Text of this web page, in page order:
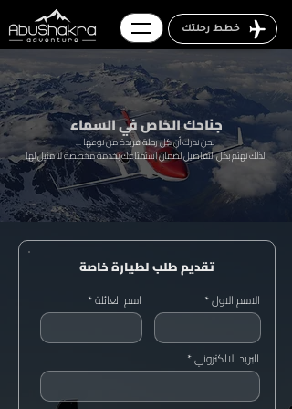
خطط رحلتك
جناحك الخاص في السماء
... نحن ندرك أن كل رحلة فريدة من نوعها
لذلك نهتم بكل التفاصيل لضمان استمتاعك بخدمة مخصصة لا مثيل لها
تقديم طلب لطيارة خاصة
اسم العائلة الاسم الاول
البريد الالكتروني